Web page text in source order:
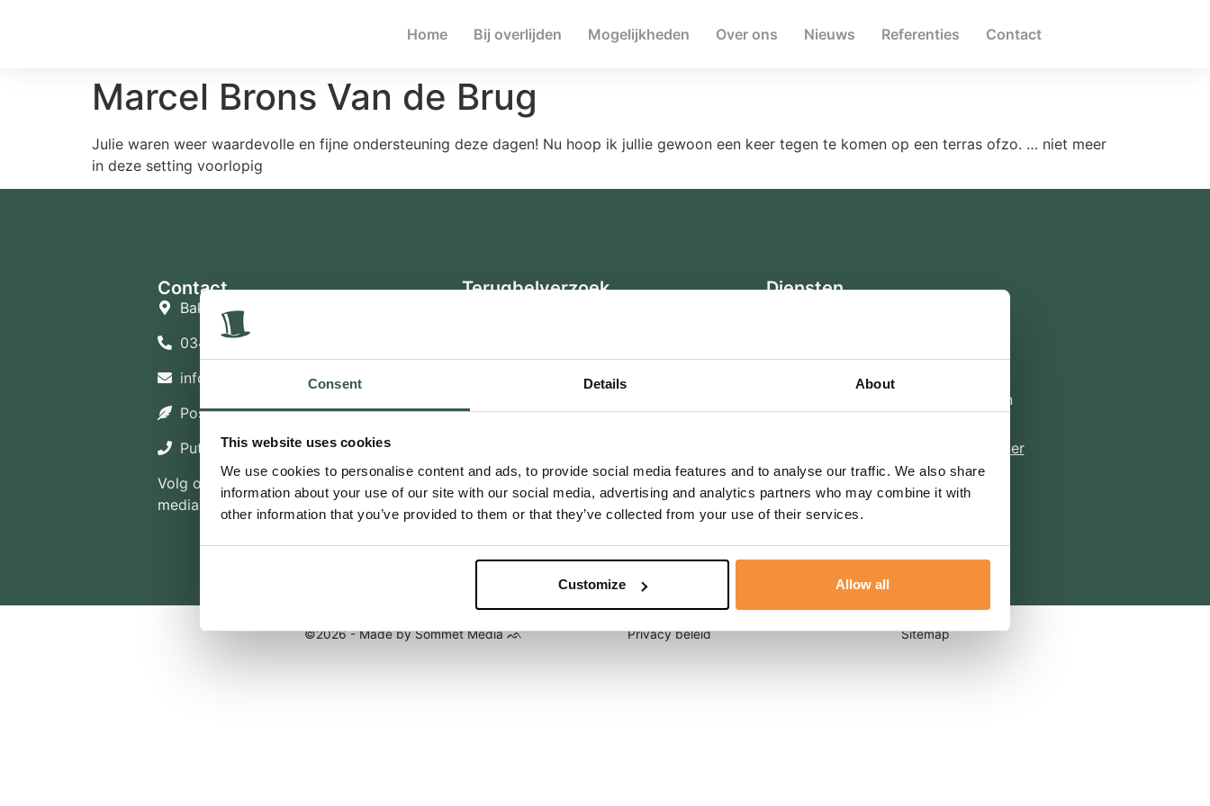
Consent Details About
This website uses cookies
We use cookies to personalise content and ads, to provide social media features and to analyse our traffic. We also share
information about your use of our site with our social media, advertising and analytics partners who may combine it with
other information that you’ve provided to them or that they’ve collected from your use of their services.
Customize Allow all
Home Bij overlijden Mogelijkheden Over ons Nieuws Referenties Contact
Marcel Brons Van de Brug
Julie waren weer waardevolle en fijne ondersteuning deze dagen! Nu hoop ik jullie gewoon een keer tegen te komen op een terras ofzo. … niet meer
in deze setting voorlopig
Contact
Bakkersweg 27, 3781GN Voorthuizen
0342 47 25 96
info@livestro-uitvaartzorg.nl
Postbus 1, 3880 AA Putten
Putten 0341 230 302
Volg ons ook op social
media
Terugbelverzoek Diensten
Online condoleren
Meer informatie over
onze keurmerken
©2026 - Made by Sommet Media ᨒ Privacy beleid Sitemap